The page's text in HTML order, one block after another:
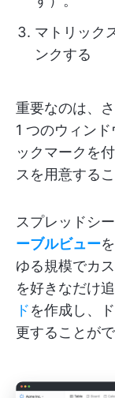
マトリック
ンクする
重要なのは、
1 つのウィン
ックマークを
スを用意するこ
スプレッドシ
ーブルビュー
ゆる規模でカ
を好きなだけ
ドを作成し、
更することがで